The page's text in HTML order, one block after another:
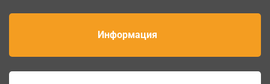
Информация